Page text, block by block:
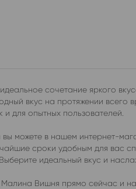
сочетание яркого
вкус на протяжении
для опытных пользователей.
можете в нашем интернет-
сроки удобным для вас
идеальный вкус и
Вишня прямо сейчас и